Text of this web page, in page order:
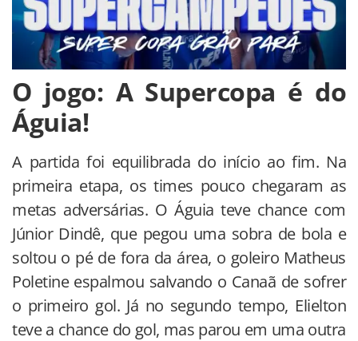
O jogo: A Supercopa é do
Águia!
A partida foi equilibrada do início ao fim. Na
primeira etapa, os times pouco chegaram as
metas adversárias. O Águia teve chance com
Júnior Dindê, que pegou uma sobra de bola e
soltou o pé de fora da área, o goleiro Matheus
Poletine espalmou salvando o Canaã de sofrer
o primeiro gol. Já no segundo tempo, Elielton
teve a chance do gol, mas parou em uma outra